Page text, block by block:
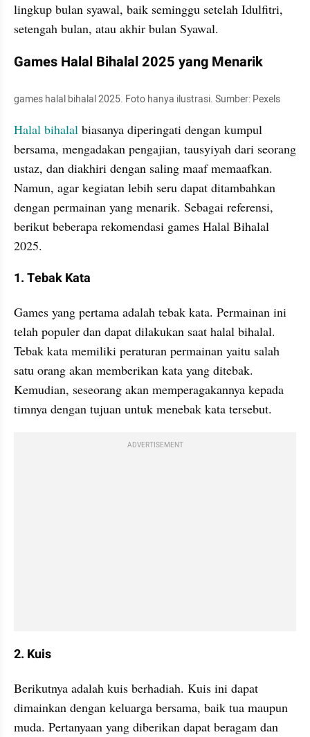
lingkup bulan syawal, baik seminggu setelah Idulfitri,
setengah bulan, atau akhir bulan Syawal.
Games Halal Bihalal 2025 yang Menarik
games halal bihalal 2025. Foto hanya ilustrasi. Sumber: Pexels
Halal bihalal biasanya diperingati dengan kumpul
bersama, mengadakan pengajian, tausyiyah dari seorang
ustaz, dan diakhiri dengan saling maaf memaafkan.
Namun, agar kegiatan lebih seru dapat ditambahkan
dengan permainan yang menarik. Sebagai referensi,
berikut beberapa rekomendasi games Halal Bihalal
2025.
1. Tebak Kata
Games yang pertama adalah tebak kata. Permainan ini
telah populer dan dapat dilakukan saat halal bihalal.
Tebak kata memiliki peraturan permainan yaitu salah
satu orang akan memberikan kata yang ditebak.
Kemudian, seseorang akan memperagakannya kepada
timnya dengan tujuan untuk menebak kata tersebut.
ADVERTISEMENT
2. Kuis
Berikutnya adalah kuis berhadiah. Kuis ini dapat
dimainkan dengan keluarga bersama, baik tua maupun
muda. Pertanyaan yang diberikan dapat beragam dan